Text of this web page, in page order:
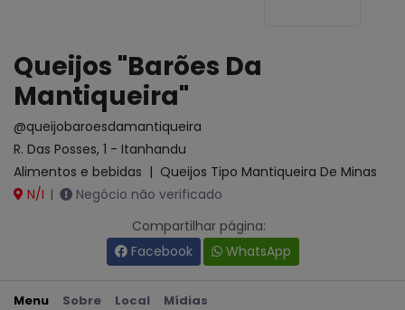
Queijos "Barões Da
Mantiqueira"
@queijobaroesdamantiqueira
R. Das Posses, 1 - Itanhandu
Alimentos e bebidas | Queijos Tipo Mantiqueira De Minas
N/I |
Negócio não verificado
Compartilhar página:
Facebook
WhatsApp
Menu Sobre Local Mídias